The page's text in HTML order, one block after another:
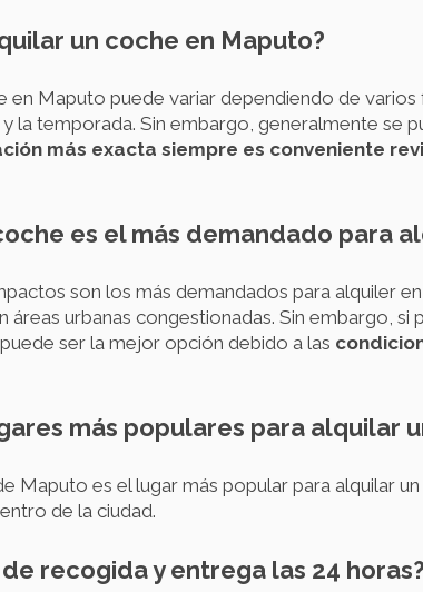
un coche en Maputo?
en Maputo puede variar dependiendo de
la temporada. Sin embargo, generalmente se
más exacta siempre es conveniente
es el más demandado para
son los más demandados para alquiler
urbanas congestionadas. Sin embargo, si
ser la mejor opción debido a las
más populares para alquilar
Maputo es el lugar más popular para alquilar
de la ciudad.
recogida y entrega las 24 horas?